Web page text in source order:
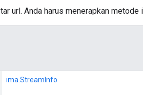
url. Anda harus menerapkan metode
ima.StreamInfo